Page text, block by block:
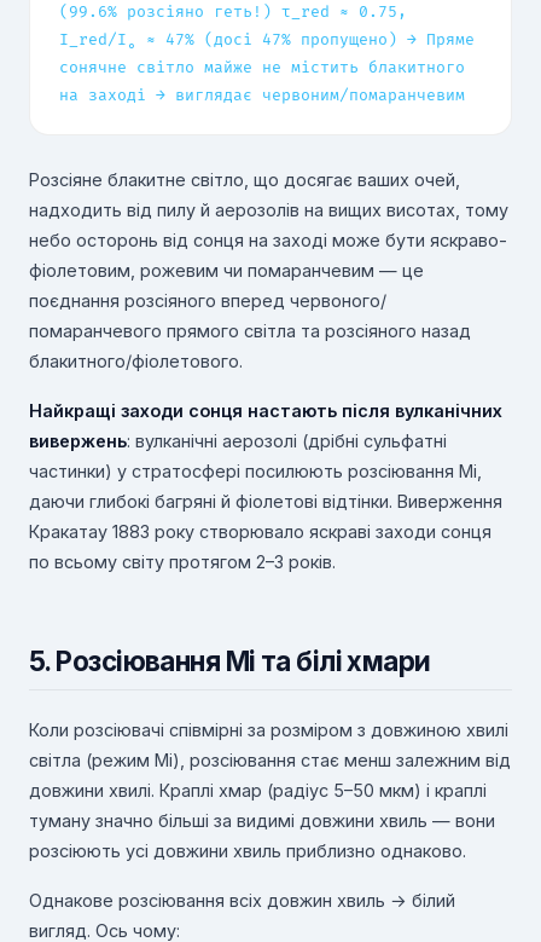
(99.6% розсіяно геть!) τ_red ≈ 0.75,
I_red/I₀ ≈ 47% (досі 47% пропущено) → Пряме
сонячне світло майже не містить блакитного
на заході → виглядає червоним/помаранчевим
Розсіяне блакитне світло, що досягає ваших очей,
надходить від пилу й аерозолів на вищих висотах, тому
небо осторонь від сонця на заході може бути яскраво-
фіолетовим, рожевим чи помаранчевим — це
поєднання розсіяного вперед червоного/
помаранчевого прямого світла та розсіяного назад
блакитного/фіолетового.
Найкращі заходи сонця настають після вулканічних
вивержень: вулканічні аерозолі (дрібні сульфатні
частинки) у стратосфері посилюють розсіювання Мі,
даючи глибокі багряні й фіолетові відтінки. Виверження
Кракатау 1883 року створювало яскраві заходи сонця
по всьому світу протягом 2–3 років.
5. Розсіювання Мі та білі хмари
Коли розсіювачі співмірні за розміром з довжиною хвилі
світла (режим Мі), розсіювання стає менш залежним від
довжини хвилі. Краплі хмар (радіус 5–50 мкм) і краплі
туману значно більші за видимі довжини хвиль — вони
розсіюють усі довжини хвиль приблизно однаково.
Однакове розсіювання всіх довжин хвиль → білий
вигляд. Ось чому: